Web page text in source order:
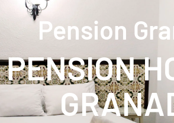
Pension
PENSION